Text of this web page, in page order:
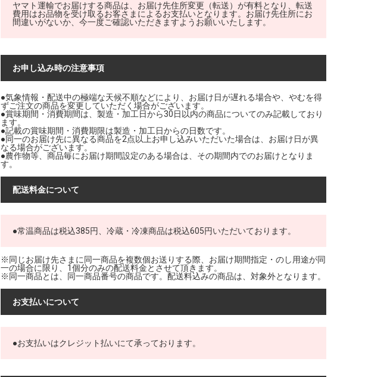
ヤマト運輸でお届けする商品は、お届け先住所変更（転送）が有料となり、転送
費用はお品物を受け取るお客さまによるお支払いとなります。お届け先住所にお
間違いがないか、今一度ご確認いただきますようお願いいたします。
お申し込み時の注意事項
●気象情報・配送中の極端な天候不順などにより、お届け日が遅れる場合や、やむを得
ずご注文の商品を変更していただく場合がございます。
●賞味期間・消費期間は、製造・加工日から30日以内の商品についてのみ記載しており
ます。
●記載の賞味期間・消費期限は製造・加工日からの日数です。
●同一のお届け先に異なる商品を2点以上お申し込みいただいた場合は、お届け日が異
なる場合がございます。
●農作物等、商品毎にお届け期間設定のある場合は、その期間内でのお届けとなりま
す。
配送料金について
●常温商品は税込385円、冷蔵・冷凍商品は税込605円いただいております。
※同じお届け先さまに同一商品を複数個お送りする際、お届け期間指定・のし用途が同
一の場合に限り、1個分のみの配送料金とさせて頂きます。
※同一商品とは、同一商品番号の商品です。配送料込みの商品は、対象外となります。
お支払いについて
●お支払いはクレジット払いにて承っております。